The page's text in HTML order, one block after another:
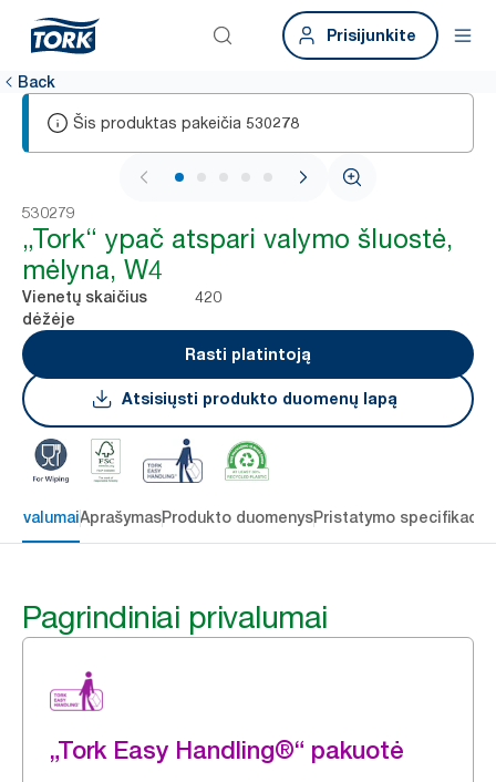
Prisijunkite
Back
Šis produktas pakeičia 530278
1 / 6
530279
„Tork“ ypač atspari valymo šluostė,
mėlyna, W4
Vienetų skaičius
dėžėje
420
Rasti platintoją
Atsisiųsti produkto duomenų lapą
AprašymasProdukto duomenysPristatymo
Pagrindiniai privalumai
„Tork Easy Handling®“ pakuotė